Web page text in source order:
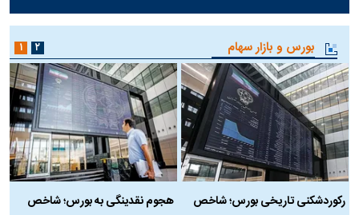
بورس و بازار سهام
رکوردشکنی تاریخی بورس؛ شاخص هجوم نقدینگی به بورس؛ شاخص
۱ ۲